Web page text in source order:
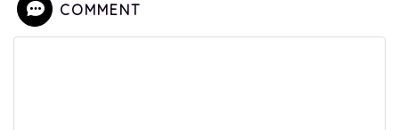
COMMENT